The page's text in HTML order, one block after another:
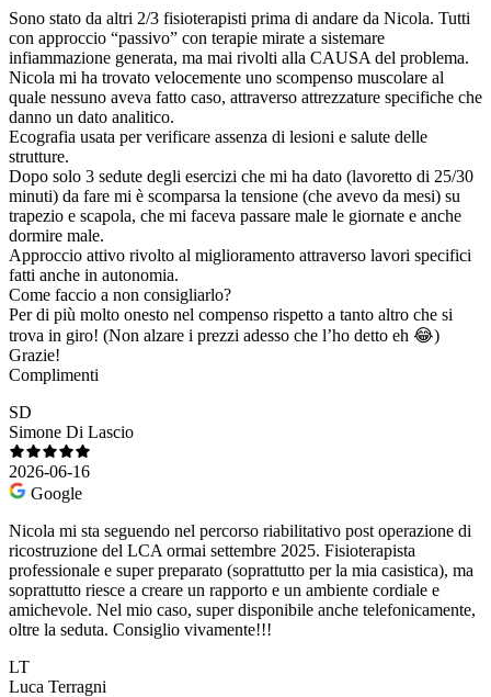
Sono stato da altri 2/3 fisioterapisti prima di andare da Nicola. Tutti
con approccio “passivo” con terapie mirate a sistemare
infiammazione generata, ma mai rivolti alla CAUSA del problema.
Nicola mi ha trovato velocemente uno scompenso muscolare al
quale nessuno aveva fatto caso, attraverso attrezzature specifiche che
danno un dato analitico.
Ecografia usata per verificare assenza di lesioni e salute delle
strutture.
Dopo solo 3 sedute degli esercizi che mi ha dato (lavoretto di 25/30
minuti) da fare mi è scomparsa la tensione (che avevo da mesi) su
trapezio e scapola, che mi faceva passare male le giornate e anche
dormire male.
Approccio attivo rivolto al miglioramento attraverso lavori specifici
fatti anche in autonomia.
Come faccio a non consigliarlo?
Per di più molto onesto nel compenso rispetto a tanto altro che si
trova in giro! (Non alzare i prezzi adesso che l’ho detto eh 😂)
Grazie!
Complimenti
SD
Simone Di Lascio
2026-06-16
Google
Nicola mi sta seguendo nel percorso riabilitativo post operazione di
ricostruzione del LCA ormai settembre 2025. Fisioterapista
professionale e super preparato (soprattutto per la mia casistica), ma
soprattutto riesce a creare un rapporto e un ambiente cordiale e
amichevole. Nel mio caso, super disponibile anche telefonicamente,
oltre la seduta. Consiglio vivamente!!!
LT
Luca Terragni